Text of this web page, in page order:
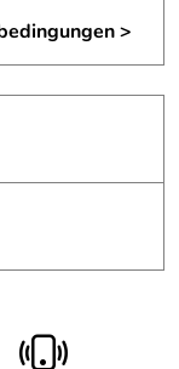
>